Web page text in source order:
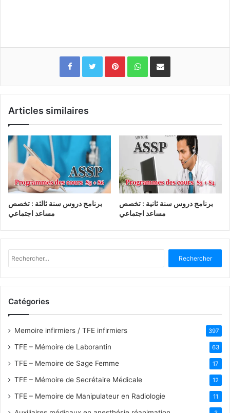
Pinterest WhatsApp
Articles similaires
برنامج دروس سنة ثالثة : تخصص
مساعد اجتماعي
برنامج دروس سنة ثانية : تخصص
مساعد اجتماعي
e
c
h
Catégories
Memoire infirmiers / TFE infirmiers 397
TFE – Mémoire de Laborantin 63
TFE – Memoire de Sage Femme 17
TFE – Mémoire de Secrétaire Médicale 12
TFE – Memoire de Manipulateur en Radiologie 11